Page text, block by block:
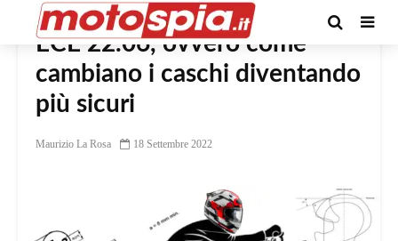
ECE 22.06, ovvero come
cambiano i caschi diventando
più sicuri
Maurizio La Rosa 18 Settembre 2022